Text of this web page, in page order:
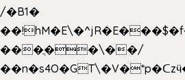
/�B1�
���ֲ��\��/